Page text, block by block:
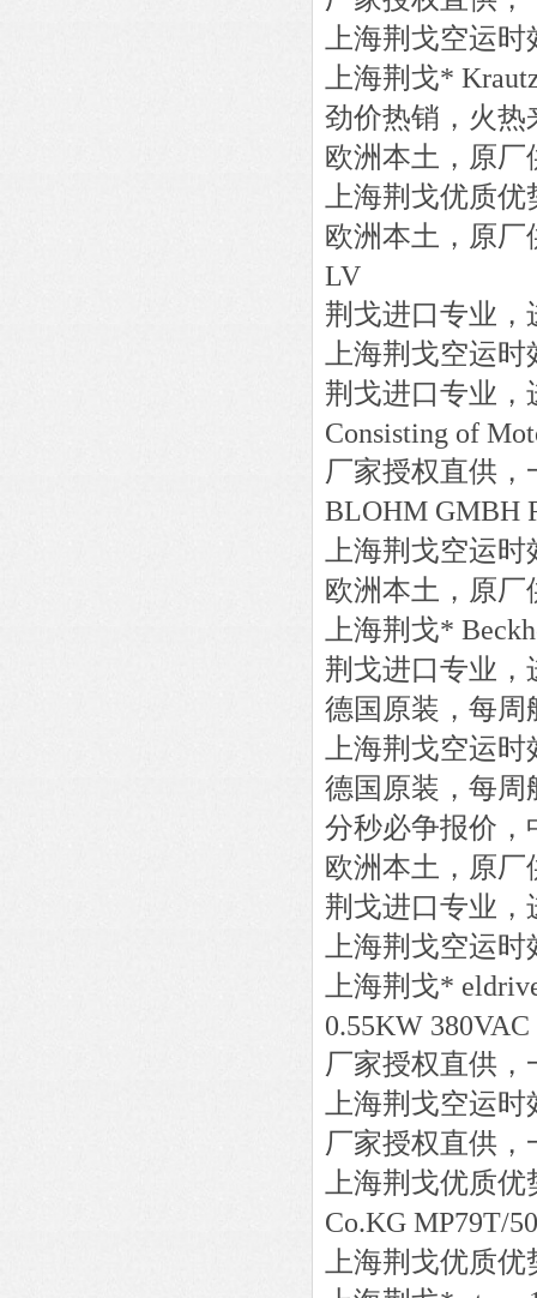
上海荆戈空运时
上海荆戈*
劲价热销，火热
欧洲本土，原厂
上海荆戈优质
欧洲本土，原厂
LV
荆戈进口专业，
上海荆戈空运时
荆戈进口专业，
Consisting of
厂家授权直供
BLOHM GMBH
上海荆戈空运时
欧洲本土，原厂
上海荆戈*
荆戈进口专业，
德国原装，每周
上海荆戈空运时
德国原装，每周
分秒必争报价，
欧洲本土，原厂
荆戈进口专业，
上海荆戈空运时
上海荆戈*
0.55KW 380VAC
厂家授权直供
上海荆戈空运时
厂家授权直供
上海荆戈优质
Co.KG MP79T/
上海荆戈优质